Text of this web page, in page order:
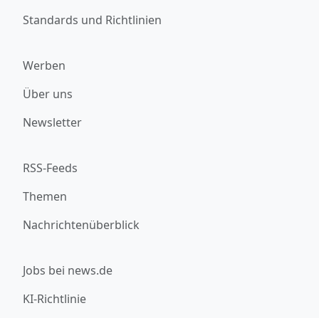
Standards und Richtlinien
Werben
Über uns
Newsletter
RSS-Feeds
Themen
Nachrichtenüberblick
Jobs bei news.de
KI-Richtlinie